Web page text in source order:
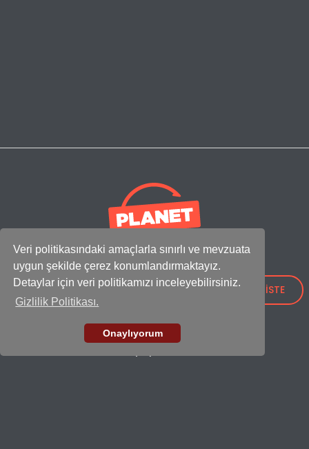
Veri politikasındaki amaçlarla sınırlı ve mevzuata
uygun şekilde çerez konumlandırmaktayız.
Detaylar için veri politikamızı inceleyebilirsiniz.
Gizlilik Politikası.
Onaylıyorum
Uğurlar Plastikile Satışlarınızı Güçlendirin!
IOSB Mah., İpkas Sanayi Sitesi 3. Etap C Blok No: 21,
Showroom
TEKLİF İSTE